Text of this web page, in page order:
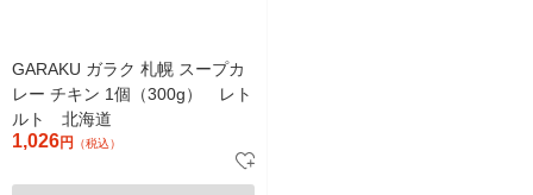
GARAKU ガラク 札幌 スープカ
レー チキン 1個（300g） レト
ルト 北海道
1,026円 （税込）